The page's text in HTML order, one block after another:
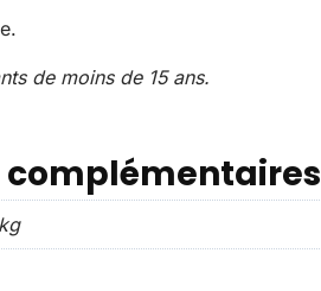
de moins de 15 ans.